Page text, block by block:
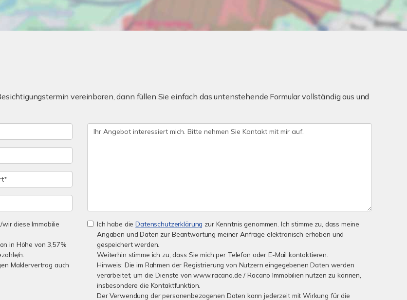
vereinbaren, dann füllen Sie einfach das untenstehende Formular vollständig aus und
diese Immobilie
in Höhe von 3,57%
n.
Maklervertrag auch
Ich habe dieDatenschutzerklärung zur Kenntnis genommen. Ich stimme zu, dass meine
Angaben und Daten zur Beantwortung meiner Anfrage elektronisch erhoben und
gespeichert werden.
Weiterhin stimme ich zu, dass Sie mich per Telefon oder E-Mail kontaktieren.
Hinweis: Die im Rahmen der Registrierung von Nutzern eingegebenen Daten werden
verarbeitet, um die Dienste von www.racano.de / Racano Immobilien nutzen zu können,
insbesondere die Kontaktfunktion.
Der Verwendung der personenbezogenen Daten kann jederzeit mit Wirkung für die